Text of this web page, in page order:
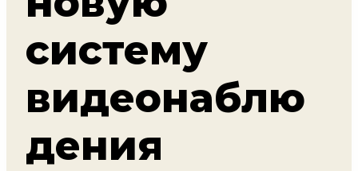
систему
видеонаблю
дения